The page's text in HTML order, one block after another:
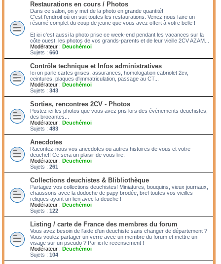
Restaurations en cours / Photos
Dans ce salon, on y met de la photo en grande quantité!
C'est l'endroit où on suit toutes les restaurations. Venez nous faire un
résumé complet du coup de jeune que vous avez offert à votre belle !
Et ici c'est aussi la photo prise ce week-end pendant les vacances sur la
côte ouest, les photos de vos grands-parents et de leur vieille 2CV AZAM...
Modérateur : Deuchémoi
Sujets : 660
Contrôle technique et Infos administratives
Ici on parle cartes grises, assurances, homologation cabriolet 2cv,
ceintures, plaques d'immatriculation, passage au CT...
Modérateur : Deuchémoi
Sujets : 343
Sorties, rencontres 2CV - Photos
Postez ici les photos que vous avez pris lors des évènements deuchistes,
des brocantes...
Modérateur : Deuchémoi
Sujets : 483
Anecdotes
Racontez-nous vos anecdotes ou autres histoires de vous et votre
deuche!! Ce sera un plaisir de vous lire.
Modérateur : Deuchémoi
Sujets : 261
Collections deuchistes & Blibliothèque
Partagez vos collections deuchistes! Miniatures, bouquins, vieux journaux,
chaussons avec la dodoche de papy brodée, bref toutes vos vieilles
reliques ayant un lien avec la deuche !
Modérateur : Deuchémoi
Sujets : 122
Listing / carte de France des membres du forum
Vous avez besoin de l'aide d'un deuchiste sans changer de département ?
Vous voulez partager un verre avec un membre du forum et mettre un
visage sur un pseudo ? Par ici le recensement !
Modérateur : Deuchémoi
Sujets : 104